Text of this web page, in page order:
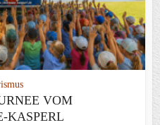
VOM
KASPERL